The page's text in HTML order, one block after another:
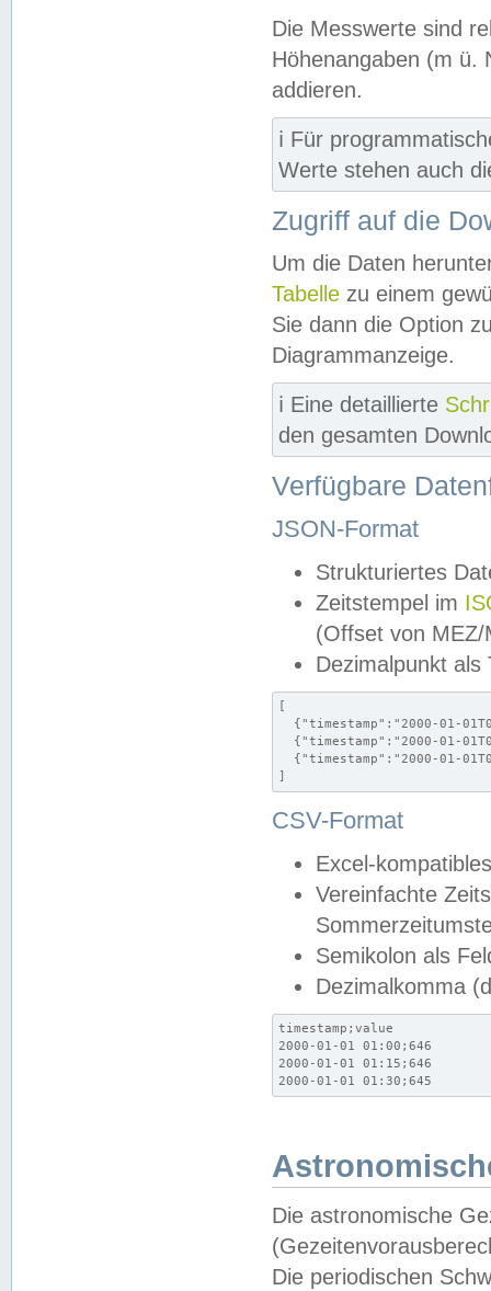
Die Messwerte sind
Höhenangaben (m ü.
addieren.
ℹ️ Für
Werte stehen auch
Zugriff auf die
Um die Daten
Tabelle zu einem
Sie dann die Option
Diagrammanzeige.
ℹ️ Eine detaillierte
den gesamten
Verfügbare
JSON-Format
Strukturiertes
Zeitstempel im
(Offset von MEZ/
Dezimalpunkt als
[
{"timestamp":"2000-01-
{"timestamp":"2000-01-
{"timestamp":"2000-01-
]
CSV-Format
Excel-
Vereinfachte
Semikolon als
Dezimalkomma
timestamp;value
2000-01-01 01:00;646
2000-01-01 01:15;646
2000-01-01 01:30;645
Die astronomische
Die periodischen